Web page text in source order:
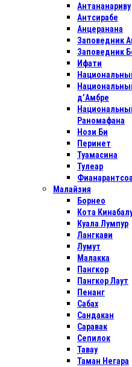
Антананариву
Антсирабе
Анцеранана
Заповедник
Заповедник
Ифати
д’Амбре
Раномафана
Нози Би
Перинет
Туамасина
Тулеар
Фианарантсоа
Малайзия
Борнео
Кота
Куала Лумпур
Лангкави
Лумут
Малакка
Пангкор
Пангкор Лаут
Пенанг
Сабах
Сандакан
Саравак
Сепилок
Тавау
Таман Негара